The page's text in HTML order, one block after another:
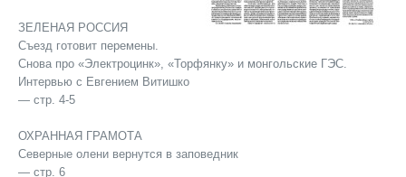
ЗЕЛЕНАЯ РОССИЯ
Съезд готовит перемены.
Снова про «Электроцинк», «Торфянку» и монгольские ГЭС.
Интервью с Евгением Витишко
— стр. 4-5
ОХРАННАЯ ГРАМОТА
Северные олени вернутся в заповедник
— стр. 6